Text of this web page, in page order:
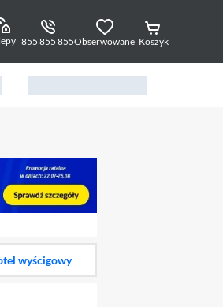
855 855 855Obserwowane Koszyk
wyścigowy